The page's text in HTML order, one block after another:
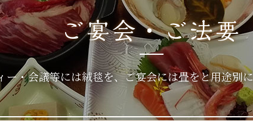
ー・会議等には絨毯を、ご宴会には畳をと用途別